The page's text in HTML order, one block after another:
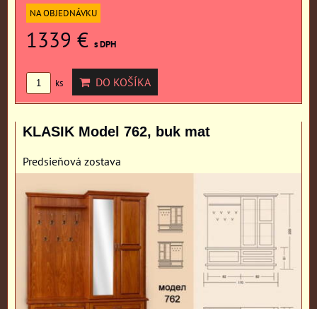
NA OBJEDNÁVKU
1339 € s DPH
ks DO KOŠÍKA
KLASIK Model 762, buk mat
Predsieňová zostava